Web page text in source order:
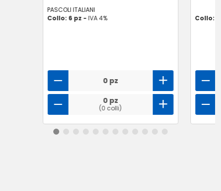
PASCOLI ITALIANI
Collo: 6 pz - IVA 4%
0 pz
0 pz
(0 colli)
Collo: